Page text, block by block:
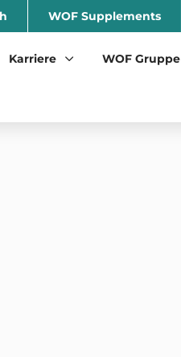
WOF Supplements
Karriere WOF Gruppe